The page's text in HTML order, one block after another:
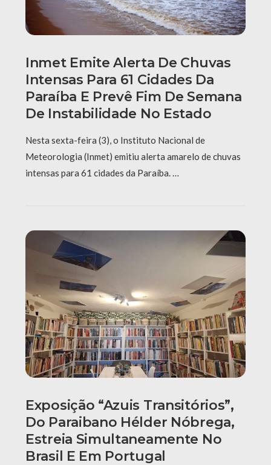
Inmet Emite Alerta De Chuvas
Intensas Para 61 Cidades Da
Paraíba E Prevê Fim De Semana
De Instabilidade No Estado
Nesta sexta-feira (3), o Instituto Nacional de
Meteorologia (Inmet) emitiu alerta amarelo de chuvas
intensas para 61 cidades da Paraíba. …
Exposição “Azuis Transitórios”,
Do Paraibano Hélder Nóbrega,
Estreia Simultaneamente No
Brasil E Em Portugal